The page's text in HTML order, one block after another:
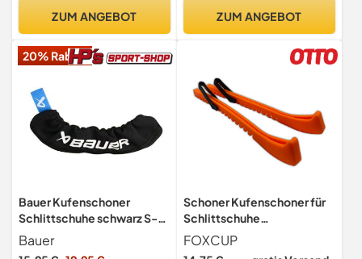
ZUM ANGEBOT ZUM ANGEBOT
20% Rabatt
Bauer Kufenschoner
Schlittschuhe schwarz S-L
(S)
Bauer
Schoner Kufenschoner für
Schlittschuhe
Größenverstellbar K2 Bauer
GRAF CCM auch
FOXCUP